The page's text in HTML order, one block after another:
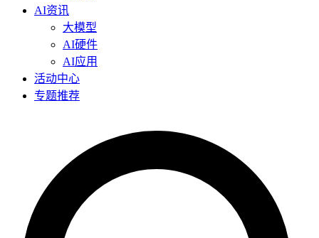
AI资讯
大模型
AI硬件
AI应用
活动中心
专题推荐